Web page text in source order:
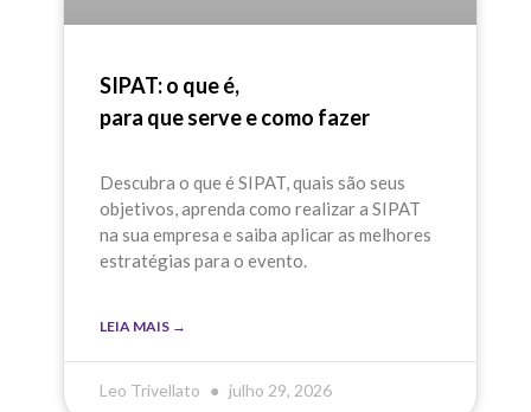
SIPAT: o que é,
para que serve e como fazer
Descubra o que é SIPAT, quais são seus
objetivos, aprenda como realizar a SIPAT
na sua empresa e saiba aplicar as melhores
estratégias para o evento.
LEIA MAIS →
Leo Trivellato julho 29, 2026